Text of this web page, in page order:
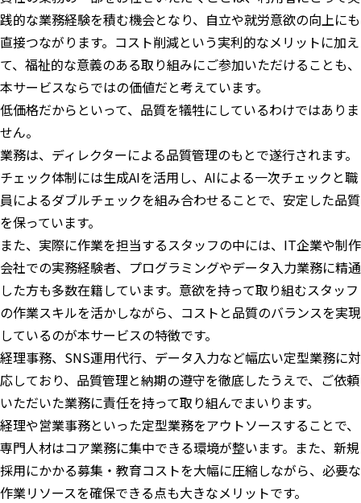
践的な業務経験を積む機会となり、自立や就労意欲の向上にも
直接つながります。コスト削減という実利的なメリットに加え
て、福祉的な意義のある取り組みにご参加いただけることも、
本サービスならではの価値だと考えています。
低価格だからといって、品質を犠牲にしているわけではありま
せん。
業務は、ディレクターによる品質管理のもとで遂行されます。
チェック体制には生成AIを活用し、AIによる一次チェックと職
員によるダブルチェックを組み合わせることで、安定した品質
を保っています。
また、実際に作業を担当するスタッフの中には、IT企業や制作
会社での実務経験者、プログラミングやデータ入力業務に精通
した方も多数在籍しています。意欲を持って取り組むスタッフ
の作業スキルを活かしながら、コストと品質のバランスを実現
しているのが本サービスの特徴です。
経理事務、SNS運用代行、データ入力など幅広い定型業務に対
応しており、品質管理と納期の遵守を徹底したうえで、ご依頼
いただいた業務に責任を持って取り組んでまいります。
経理や営業事務といった定型業務をアウトソースすることで、
専門人材はコア業務に集中できる環境が整います。また、新規
採用にかかる募集・教育コストを大幅に圧縮しながら、必要な
作業リソースを確保できる点も大きなメリットです。